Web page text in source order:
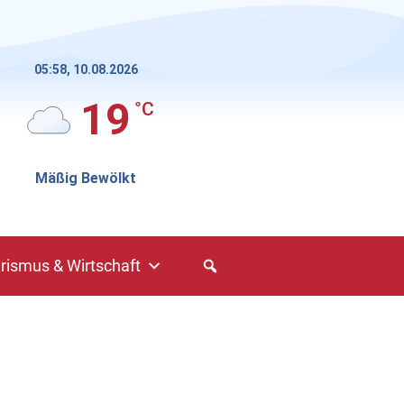
05:58, 10.08.2026
19 °C
Mäßig Bewölkt
& Wirtschaft